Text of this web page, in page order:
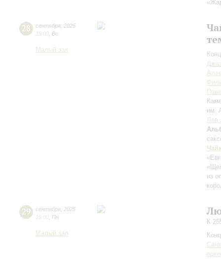
28 сентября 2025
19:00 Вс
Малый зал
им.
Лев
из
29 сентября 2025
19:00 Пн
Малый зал
К